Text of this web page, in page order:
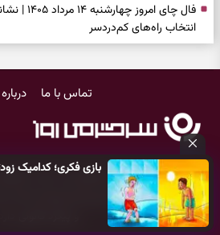
بازی فکری؛ کدامیک
فال چای
انتخاب راه‌های کم‌دردسر
انتخاب چیزی که ارزش ماندن دارد
فرصت دارید
کوچک و حفظ مسیرهای ارزشمند
تماس با ما
کلیه حقوق مادی و معنوی این سایت
می‌باشد و هر گونه کپی‌برداری توسط دیگر